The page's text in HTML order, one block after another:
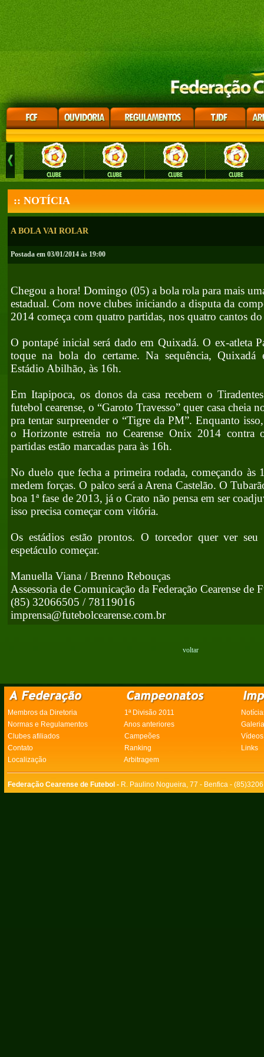
:: NOTÍCIA
A BOLA VAI ROLAR
Postada em 03/01/2014 às 19:00
Chegou a hora! Domingo (05) a bola rola para mais
estadual. Com nove clubes iniciando a disputa da
2014 começa com quatro partidas, nos quatro cantos do
O pontapé inicial será dado em Quixadá. O ex-atleta
toque na bola do certame. Na sequência, Quixadá
Estádio Abilhão, às 16h.
Em Itapipoca, os donos da casa recebem o
futebol cearense, o “Garoto Travesso” quer casa cheia
pra tentar surpreender o “Tigre da PM”. Enquanto
o Horizonte estreia no Cearense Onix 2014 contra
partidas estão marcadas para às 16h.
No duelo que fecha a primeira rodada, começando às
medem forças. O palco será a Arena Castelão. O
boa 1ª fase de 2013, já o Crato não pensa em ser
isso precisa começar com vitória.
Os estádios estão prontos. O torcedor quer ver
espetáculo começar.
Manuella Viana / Brenno Rebouças
Assessoria de Comunicação da Federação Cearense de
(85) 32066505 / 78119016
imprensa@futebolcearense.com.br
voltar
Membros da Diretoria 1ª Divisão 2011
Normas e Regulamentos
Anos anteriores
Clubes afiliados
Campeões
Vídeos
Contato
Ranking
Links
Localização
Arbitragem
Federação Cearense de Futebol - R. Paulino Nogueira, 77 - Benfica -